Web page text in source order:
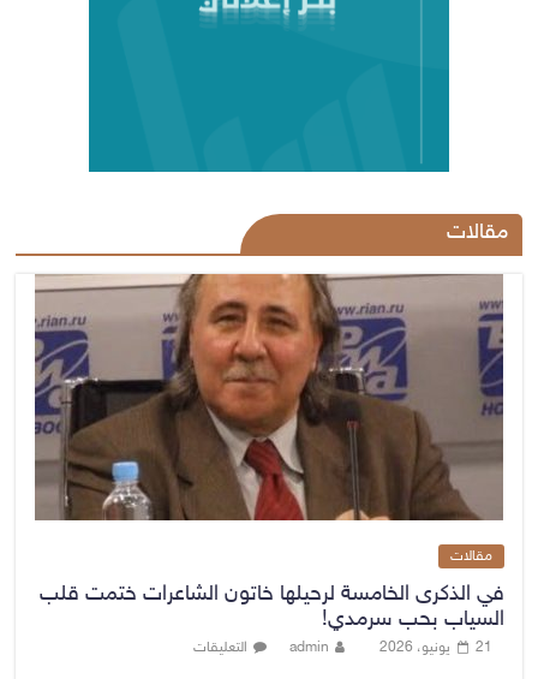
مقالات
مقالات
في الذكرى الخامسة لرحيلها خاتون الشاعرات ختمت قلب
السياب بحب سرمدي!
21 يونيو، 2026 admin التعليقات